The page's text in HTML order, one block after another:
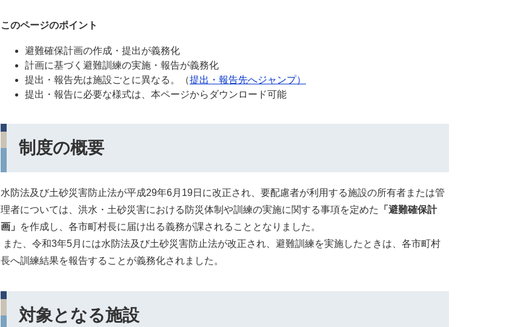
このページのポイント
避難確保計画の作成・提出が義務化
計画に基づく避難訓練の実施・報告が義務化
提出・報告先は施設ごとに異なる。（提出・報告先へジャンプ）
提出・報告に必要な様式は、本ページからダウンロード可能
制度の概要
水防法及び土砂災害防止法が平成29年6月19日に改正され、要配慮者が利用する施設の所有者または管
理者については、洪水・土砂災害における防災体制や訓練の実施に関する事項を定めた
「避難確保計
画」
を作成し、各市町村長に届け出る義務が課されることとなりました。
また、令和3年5月には水防法及び土砂災害防止法が改正され、避難訓練を実施したときは、各市町村
長へ訓練結果を報告することが義務化されました。
対象となる施設